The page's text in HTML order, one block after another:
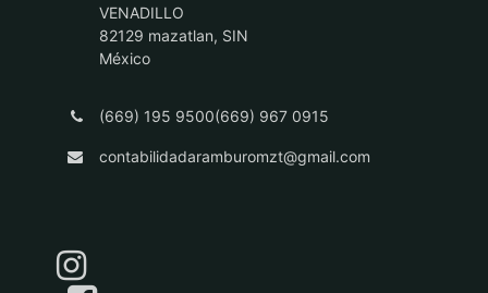
VENADILLO
82129 mazatlan, SIN
México
(669) 195 9500(669) 967 0915
contabilidadaramburomzt@gmail.com